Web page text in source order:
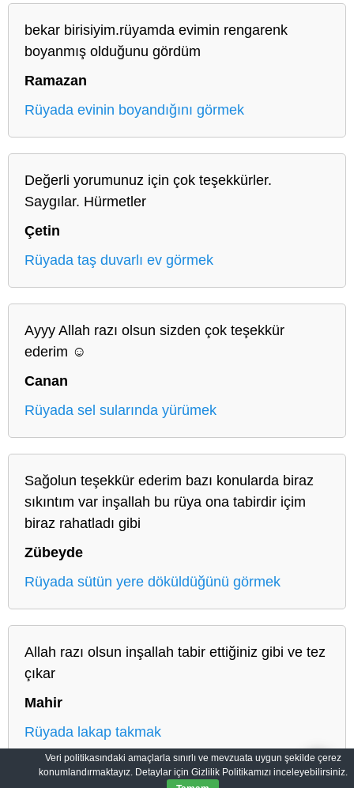
bekar birisiyim.rüyamda evimin rengarenk
boyanmış olduğunu gördüm
Ramazan
Rüyada evinin boyandığını görmek
Değerli yorumunuz için çok teşekkürler.
Saygılar. Hürmetler
Çetin
Rüyada taş duvarlı ev görmek
Ayyy Allah razı olsun sizden çok teşekkür
ederim ☺️
Canan
Rüyada sel sularında yürümek
Sağolun teşekkür ederim bazı konularda biraz
sıkıntım var inşallah bu rüya ona tabirdir içim
biraz rahatladı gibi
Zübeyde
Rüyada sütün yere döküldüğünü görmek
Allah razı olsun inşallah tabir ettiğiniz gibi ve tez
çıkar
Mahir
Rüyada lakap takmak
Veri politikasındaki amaçlarla sınırlı ve mevzuata uygun şekilde çerez
konumlandırmaktayız. Detaylar için Gizlilik Politikamızı inceleyebilirsiniz.